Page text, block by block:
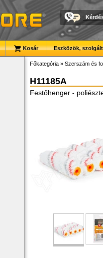
Kosár Eszközök,
Főkategória » Szerszám és
H11185A
Festőhenger -